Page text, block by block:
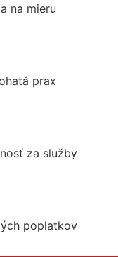
na mieru
prax
za služby
poplatkov